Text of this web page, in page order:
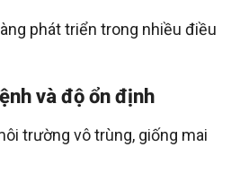
phát triển trong nhiều điều
và độ ổn định
trường vô trùng, giống mai